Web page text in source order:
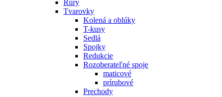
Rúry
Tvarovky
Kolená a oblúky
T-kusy
Sedlá
Spojky
Redukcie
Rozoberateľné spoje
maticové
prírubové
Prechody